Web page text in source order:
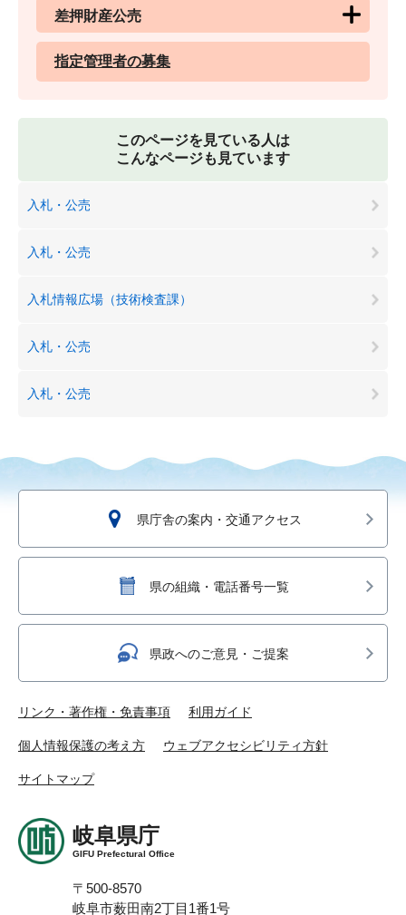
差押財産公売
指定管理者の募集
このページを見ている人は
こんなページも見ています
入札・公売
入札・公売
入札情報広場（技術検査課）
入札・公売
入札・公売
県庁舎の案内・交通アクセス
県の組織・電話番号一覧
県政へのご意見・ご提案
リンク・著作権・免責事項 利用ガイド
個人情報保護の考え方 ウェブアクセシビリティ方針
サイトマップ
岐阜県庁
GIFU Prefectural Office
〒500-8570
岐阜市薮田南2丁目1番1号